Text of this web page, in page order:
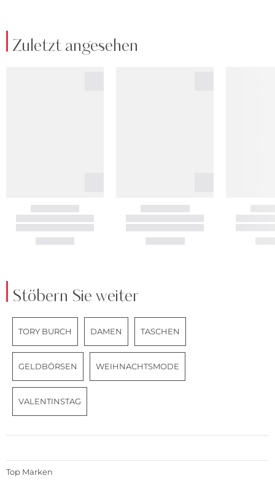
Zuletzt angesehen
Stöbern Sie weiter
TORY BURCH DAMEN TASCHEN
GELDBÖRSEN WEIHNACHTSMODE
VALENTINSTAG
Top Marken